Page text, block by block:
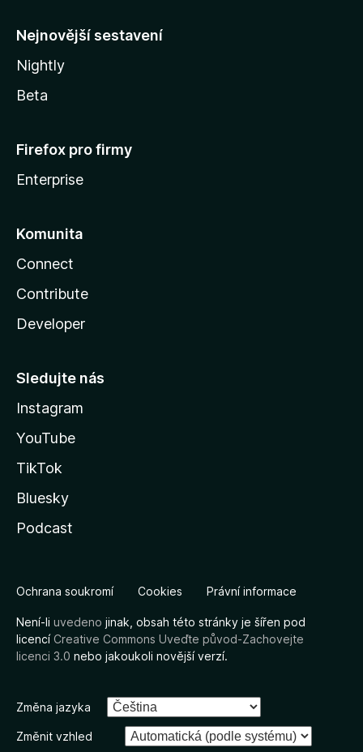
y
Nejnovější sestavení
Nightly
Beta
Firefox pro firmy
Enterprise
Komunita
Connect
Contribute
Developer
Sledujte nás
Instagram
YouTube
TikTok
Bluesky
Podcast
Ochrana soukromí Cookies Právní informace
Není-li uvedeno jinak, obsah této stránky je šířen pod
licencíCreative Commons Uveďte původ-Zachovejte
licenci 3.0 nebo jakoukoli novější verzí.
Změna jazyka
Změnit vzhled